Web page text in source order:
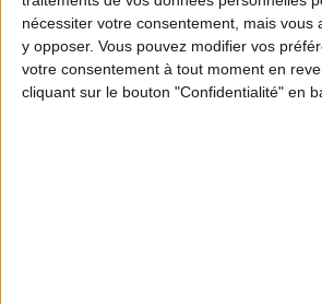
nécessiter votre consentement, mais vous
y opposer. Vous pouvez modifier vos
votre consentement à tout moment en
cliquant sur le bouton "Confidentialité" en
Inscrivez-vous à notre